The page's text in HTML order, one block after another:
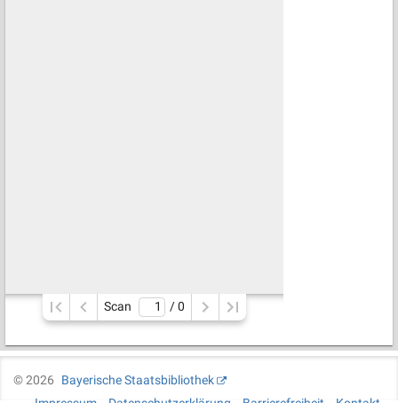
Scan / 0
©2026
Bayerische Staatsbibliothek